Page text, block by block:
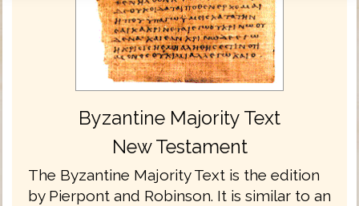
Byzantine Majority Text
New Testament
The Byzantine Majority Text is the edition
by Pierpont and Robinson. It is similar to an